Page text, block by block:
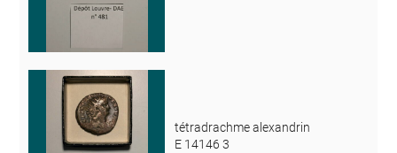
tétradrachme alexandrin
E 14146 3